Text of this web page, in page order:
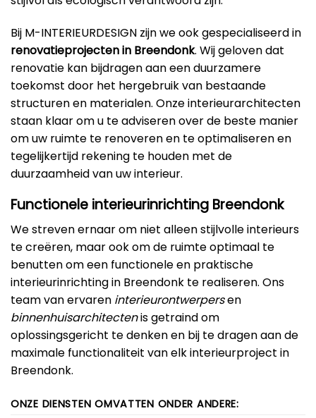
Bij M-INTERIEURDESIGN zijn we ook gespecialiseerd in
renovatieprojecten in Breendonk. Wij geloven dat
renovatie kan bijdragen aan een duurzamere
toekomst door het hergebruik van bestaande
structuren en materialen. Onze interieurarchitecten
staan klaar om u te adviseren over de beste manier
om uw ruimte te renoveren en te optimaliseren en
tegelijkertijd rekening te houden met de
duurzaamheid van uw interieur.
Functionele interieurinrichting Breendonk
We streven ernaar om niet alleen stijlvolle interieurs
te creëren, maar ook om de ruimte optimaal te
benutten om een functionele en praktische
interieurinrichting in Breendonk te realiseren. Ons
team van ervaren interieurontwerpersen
binnenhuisarchitectenis getraind om
oplossingsgericht te denken en bij te dragen aan de
maximale functionaliteit van elk interieurproject in
Breendonk.
ONZE DIENSTEN OMVATTEN ONDER ANDERE: